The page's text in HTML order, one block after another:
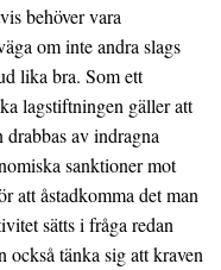
behöver vara
om inte andra slags
lika bra. Som ett
lagstiftningen gäller att
av indragna
sanktioner mot
att åstadkomma det man
sätts i fråga redan
också tänka sig att kraven